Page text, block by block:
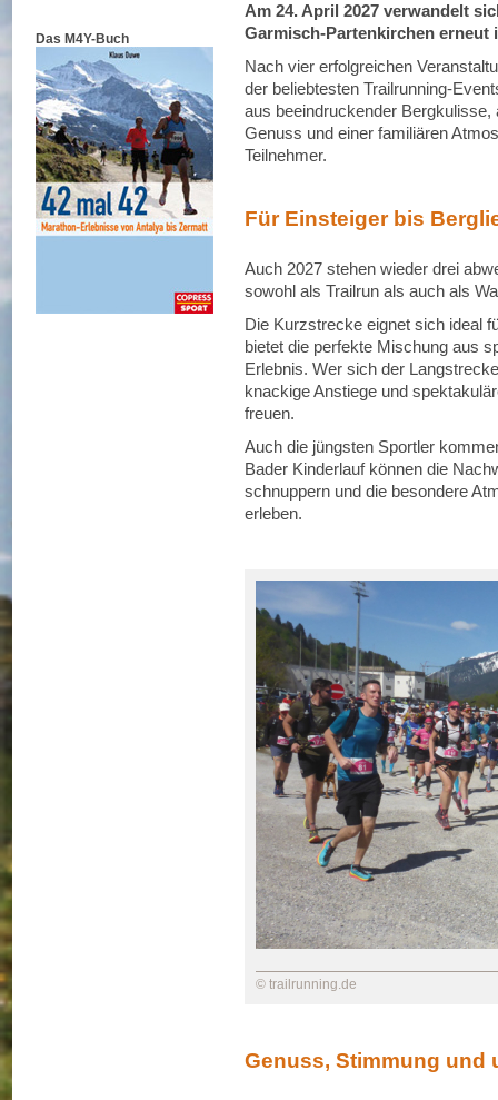
Das M4Y-Buch
Am 24. April 2027 verwandelt
Garmisch-Partenkirchen
Nach vier erfolgreichen
der beliebtesten Trailrunning-
aus beeindruckender
Genuss und einer familiären
Teilnehmer.
Für Einsteiger bis
Auch 2027 stehen wieder drei
sowohl als Trailrun als auch als
Die Kurzstrecke eignet sich ideal
bietet die perfekte Mischung aus
Erlebnis. Wer sich der
knackige Anstiege und
freuen.
Auch die jüngsten Sportler
Bader Kinderlauf können die
schnuppern und die besondere
erleben.
© trailrunning.de
Genuss, Stimmung und